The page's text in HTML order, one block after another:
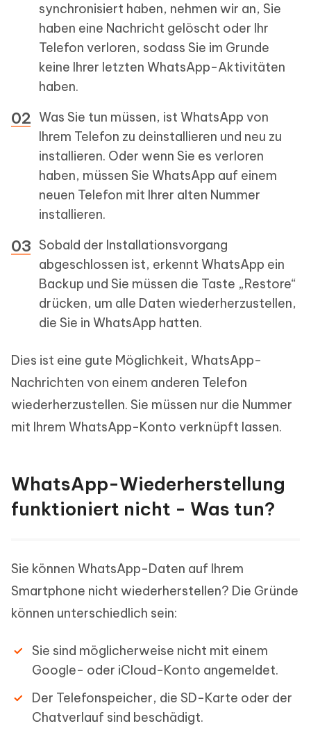
synchronisiert haben, nehmen wir an, Sie
haben eine Nachricht gelöscht oder Ihr
Telefon verloren, sodass Sie im Grunde
keine Ihrer letzten WhatsApp-Aktivitäten
haben.
Was Sie tun müssen, ist WhatsApp von
Ihrem Telefon zu deinstallieren und neu zu
installieren. Oder wenn Sie es verloren
haben, müssen Sie WhatsApp auf einem
neuen Telefon mit Ihrer alten Nummer
installieren.
Sobald der Installationsvorgang
abgeschlossen ist, erkennt WhatsApp ein
Backup und Sie müssen die Taste „Restore“
drücken, um alle Daten wiederherzustellen,
die Sie in WhatsApp hatten.
Dies ist eine gute Möglichkeit, WhatsApp-
Nachrichten von einem anderen Telefon
wiederherzustellen. Sie müssen nur die Nummer
mit Ihrem WhatsApp-Konto verknüpft lassen.
WhatsApp-Wiederherstellung
funktioniert nicht - Was tun?
Sie können WhatsApp-Daten auf Ihrem
Smartphone nicht wiederherstellen? Die Gründe
können unterschiedlich sein:
Sie sind möglicherweise nicht mit einem
Google- oder iCloud-Konto angemeldet.
Der Telefonspeicher, die SD-Karte oder der
Chatverlauf sind beschädigt.